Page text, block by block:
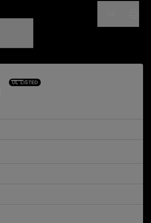
NAME
UL LISTED